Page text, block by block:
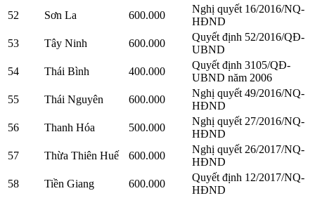
52
Sơn La 600.000
Nghị quyết 16/2016/NQ-
HĐND
53
Tây Ninh 600.000
Quyết định 52/2016/QĐ-
UBND
54
Thái Bình 400.000
Quyết định 3105/QĐ-
UBND năm 2006
55
Thái Nguyên 600.000
Nghị quyết 49/2016/NQ-
HĐND
56
Thanh Hóa 500.000
Nghị quyết 27/2016/NQ-
HĐND
57
Thừa Thiên Huế 600.000
Nghị quyết 26/2017/NQ-
HĐND
58
Tiền Giang 600.000
Quyết định 12/2017/NQ-
HĐND